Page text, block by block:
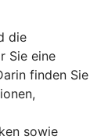
die
Sie eine
finden Sie
sowie